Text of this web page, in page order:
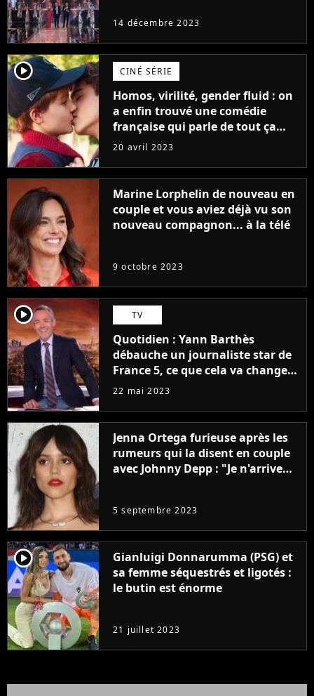
14 décembre 2023
player2 CINÉ SÉRIE
Homos, virilité, gender fluid : on
a enfin trouvé une comédie
française qui parle de tout ça
sans être super ringarde
20 avril 2023
Marine Lorphelin de nouveau en
couple et vous aviez déjà vu son
nouveau compagnon... à la télé
9 octobre 2023
player2 TV
Quotidien : Yann Barthès
débauche un journaliste star de
France 5, ce que cela va changer
à la rentrée
22 mai 2023
Jenna Ortega furieuse après les
rumeurs qui la disent en couple
avec Johnny Depp : "Je n'arrive
5 septembre 2023
player2
Gianluigi Donnarumma (PSG) et
sa femme séquestrés et ligotés :
le butin est énorme
21 juillet 2023